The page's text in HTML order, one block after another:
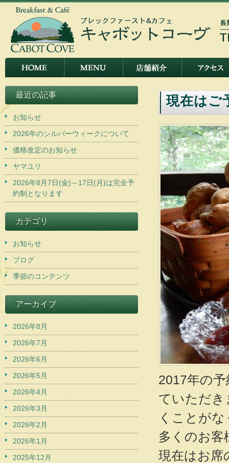
現在はご
2017年の
ていただ
くことが
多くのお客
現在はお席
最近の記事
お知らせ
2026年のシルバーウィークについて
価格改定のお知らせ
ヤマユリ
2026年8月7日(金)～17日(月)は完全予
約制となります
カテゴリ
お知らせ
ブログ
季節のコンテンツ
アーカイブ
2026年8月
2026年7月
2026年6月
2026年5月
2026年4月
2026年3月
2026年2月
2026年1月
2025年12月